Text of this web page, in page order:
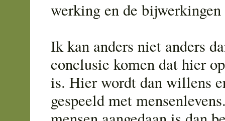
werking en de
Ik kan anders niet anders
conclusie komen dat hier
is. Hier wordt dan willens
gespeeld met